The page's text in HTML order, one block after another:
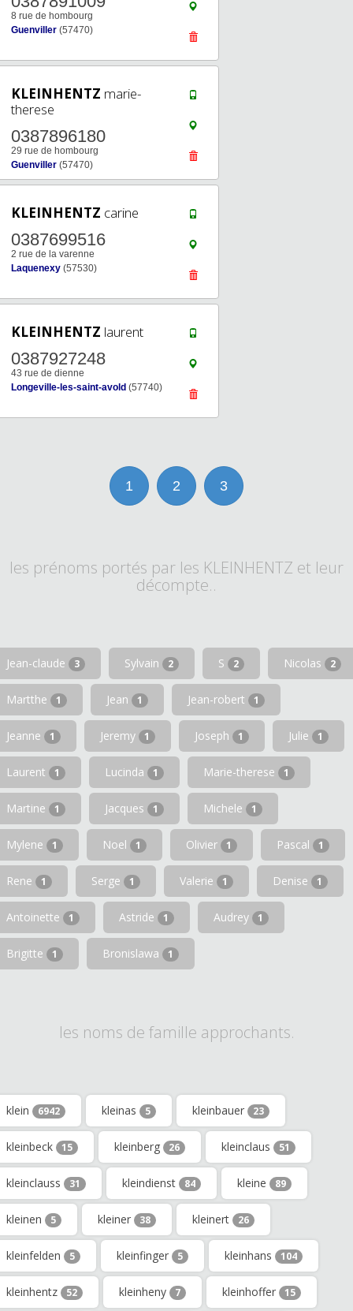
8 rue de hombourg
Guenviller (57470)
KLEINHENTZ marie-
therese
0387896180
29 rue de hombourg
Guenviller (57470)
KLEINHENTZ carine
0387699516
2 rue de la varenne
Laquenexy (57530)
KLEINHENTZ laurent
0387927248
43 rue de dienne
Longeville-les-saint-avold (57740)
1 2 3
les prénoms portés par les KLEINHENTZ et leur
décompte..
Jean-claude 3 Sylvain 2 S 2 Nicolas 2
Martthe 1 Jean 1 Jean-robert 1
Jeanne 1 Jeremy 1 Joseph 1 Julie 1
Laurent 1 Lucinda 1 Marie-therese 1
Martine 1 Jacques 1 Michele 1
Mylene 1 Noel 1 Olivier 1 Pascal 1
Rene 1 Serge 1 Valerie 1 Denise 1
Antoinette 1 Astride 1 Audrey 1
Brigitte 1 Bronislawa 1
les noms de famille approchants.
klein 6942 kleinas 5 kleinbauer 23
kleinbeck 15 kleinberg 26 kleinclaus 51
kleinclauss 31 kleindienst 84 kleine 89
kleinen 5 kleiner 38 kleinert 26
kleinfelden 5 kleinfinger 5 kleinhans 104
kleinhentz 52 kleinheny 7 kleinhoffer 15